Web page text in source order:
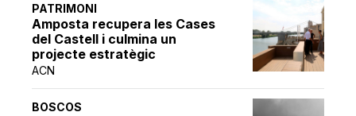
PATRIMONI
Amposta recupera les Cases
del Castell i culmina un
projecte estratègic
ACN
BOSCOS